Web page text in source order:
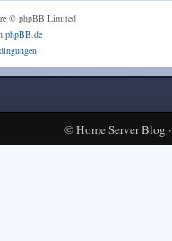
© phpBB Limited
phpBB.de
©Home Server Blog